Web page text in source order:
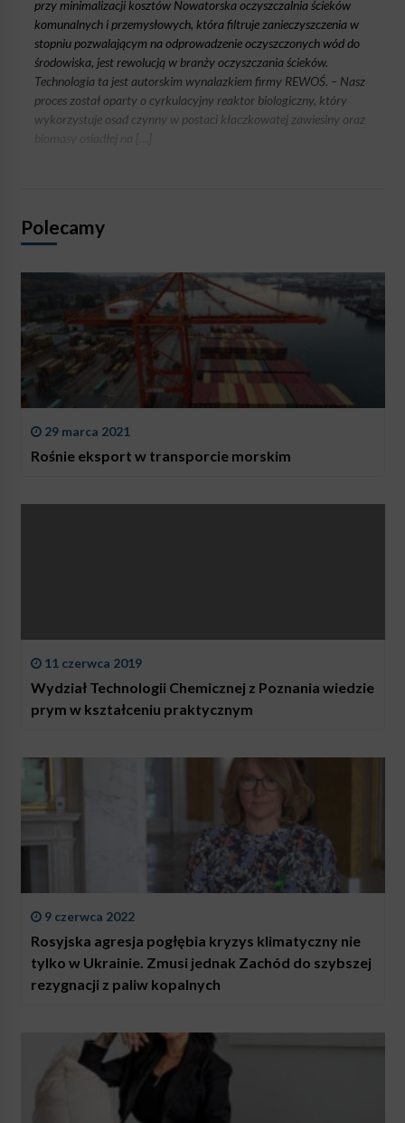
przy minimalizacji kosztów Nowatorska oczyszczalnia ścieków
komunalnych i przemysłowych, która filtruje zanieczyszczenia w
stopniu pozwalającym na odprowadzenie oczyszczonych wód do
środowiska, jest rewolucją w branży oczyszczania ścieków.
Technologia ta jest autorskim wynalazkiem firmy REWOŚ. – Nasz
proces został oparty o cyrkulacyjny reaktor biologiczny, który
wykorzystuje osad czynny w postaci kłaczkowatej zawiesiny oraz
Polecamy
29 marca 2021
Rośnie eksport w transporcie morskim
11 czerwca 2019
Wydział Technologii Chemicznej z Poznania wiedzie
prym w kształceniu praktycznym
9 czerwca 2022
Rosyjska agresja pogłębia kryzys klimatyczny nie
tylko w Ukrainie. Zmusi jednak Zachód do szybszej
rezygnacji z paliw kopalnych